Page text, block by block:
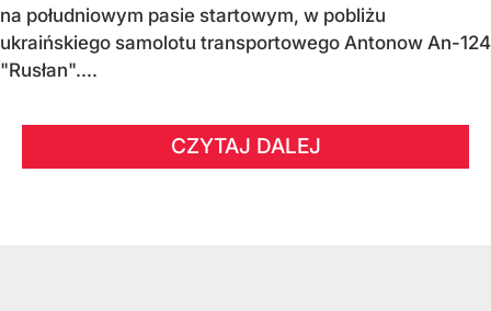
na południowym pasie startowym, w pobliżu
ukraińskiego samolotu transportowego Antonow An-124
"Rusłan"....
CZYTAJ DALEJ